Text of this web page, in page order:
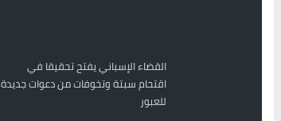
القضاء الإسباني يفتح تحقيقا في
اقتحام سبتة وتخوفات من دعوات جديدة
للعبور